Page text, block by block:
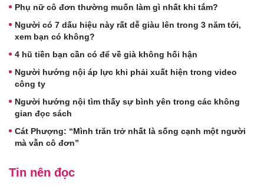
Phụ nữ cô đơn thường muốn làm gì nhất khi tắm?
Người có 7 dấu hiệu này rất dễ giàu lên trong 3 năm tới,
xem bạn có không?
4 hũ tiền bạn cần có để về già không hối hận
Người hướng nội áp lực khi phải xuất hiện trong video
công ty
Người hướng nội tìm thấy sự bình yên trong các không
gian đọc sách
Cát Phượng: “Mình trăn trở nhất là sống cạnh một người
mà vẫn cô đơn”
Tin nên đọc